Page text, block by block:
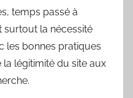
temps passé à
surtout la nécessité
les bonnes pratiques
la légitimité du site aux